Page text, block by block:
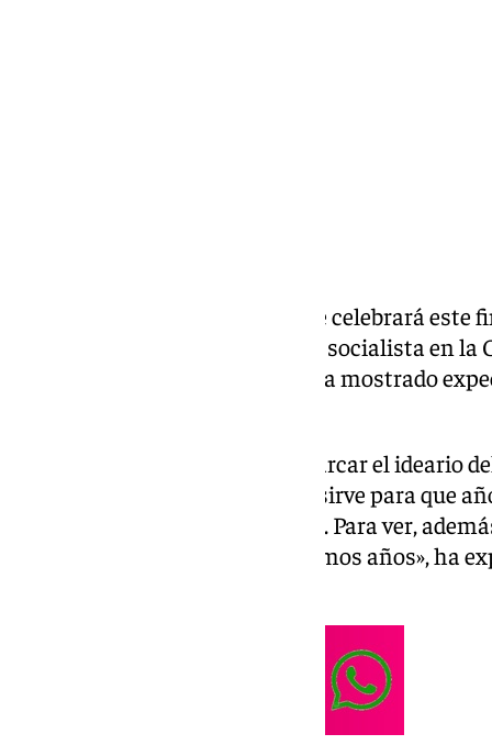
se celebrará este
por la dimisión ya expresidente socialista en la
Lobato. El PSOE de Málaga, se ha mostrado
«El Congreso Federal viene a marcar el ideario
tener sobre ideas y propuestas sirve para que
Boletín Oficial del Estado (BOE). Para ver,
política del partido en los próximos años», ha